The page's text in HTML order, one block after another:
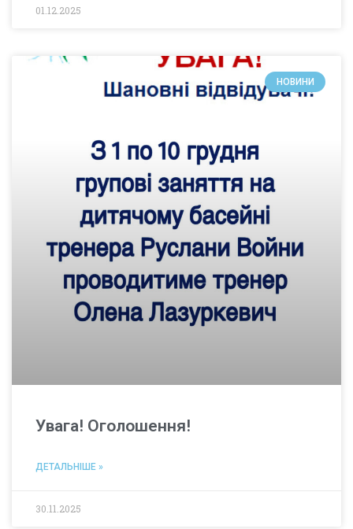
01.12.2025
НОВИНИ
Увага! Оголошення!
ДЕТАЛЬНІШЕ »
30.11.2025